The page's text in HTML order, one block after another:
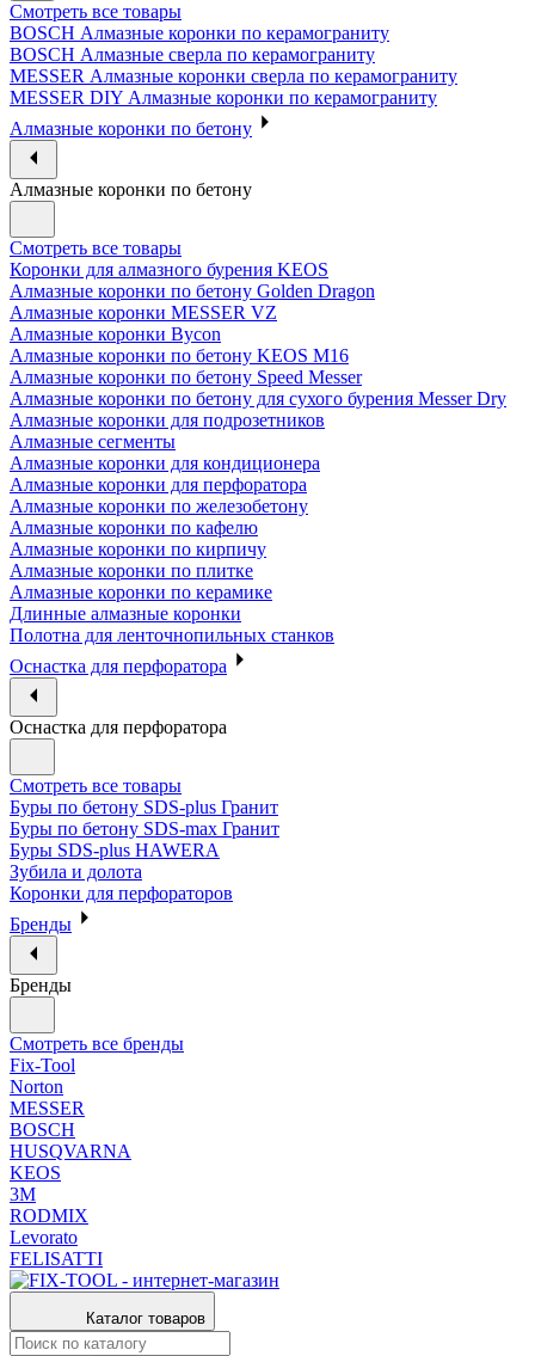
Смотреть все товары
BOSCH Алмазные коронки по керамограниту
BOSCH Алмазные сверла по керамограниту
MESSER Алмазные коронки сверла по керамограниту
MESSER DIY Алмазные коронки по керамограниту
Алмазные коронки по бетону
Алмазные коронки по бетону
Смотреть все товары
Коронки для алмазного бурения KEOS
Алмазные коронки по бетону Golden Dragon
Алмазные коронки MESSER VZ
Алмазные коронки Bycon
Алмазные коронки по бетону KEOS M16
Алмазные коронки по бетону Speed Messer
Алмазные коронки по бетону для сухого бурения Messer Dry
Алмазные коронки для подрозетников
Алмазные сегменты
Алмазные коронки для кондиционера
Алмазные коронки для перфоратора
Алмазные коронки по железобетону
Алмазные коронки по кафелю
Алмазные коронки по кирпичу
Алмазные коронки по плитке
Алмазные коронки по керамике
Длинные алмазные коронки
Полотна для ленточнопильных станков
Оснастка для перфоратора
Оснастка для перфоратора
Смотреть все товары
Буры по бетону SDS-plus Гранит
Буры по бетону SDS-max Гранит
Буры SDS-plus HAWERA
Зубила и долота
Коронки для перфораторов
Бренды
Бренды
Смотреть все бренды
Fix-Tool
Norton
MESSER
BOSCH
HUSQVARNA
KEOS
3М
RODMIX
Levorato
FELISATTI
Каталог товаров